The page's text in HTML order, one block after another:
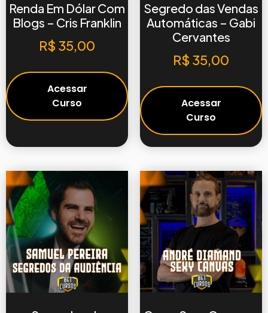
Renda Em Dólar Com
Blogs – Cris Franklin
R$ 35,00
Acessar
Curso
Segredo das Vendas
Automáticas – Gabi
Cervantes
R$ 35,00
Acessar
Curso